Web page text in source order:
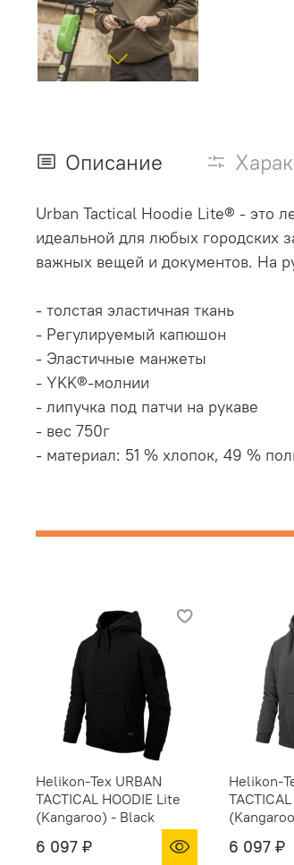
Описание
Urban Tactical Hoodie Lite® - это
идеальной для любых городских
важных вещей и документов. На
- толстая эластичная ткань
- Регулируемый капюшон
- Эластичные манжеты
- YKK®-молнии
- липучка под патчи на рукаве
- вес 750г
- материал: 51 % хлопок, 49 %
Helikon-Tex URBAN
TACTICAL HOODIE Lite
(Kangaroo) - Black
6 097 ₽
Helikon-
6 097 ₽